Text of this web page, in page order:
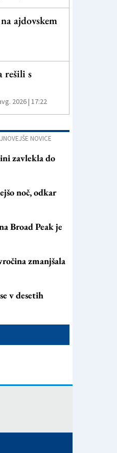
ajdovskem
rešili s
2026 | 17:22
NOVICE
zavlekla do
noč, odkar
Broad Peak je
zmanjšala
v desetih